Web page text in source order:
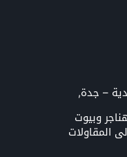
– جدة,
وبيوت
المقاولات